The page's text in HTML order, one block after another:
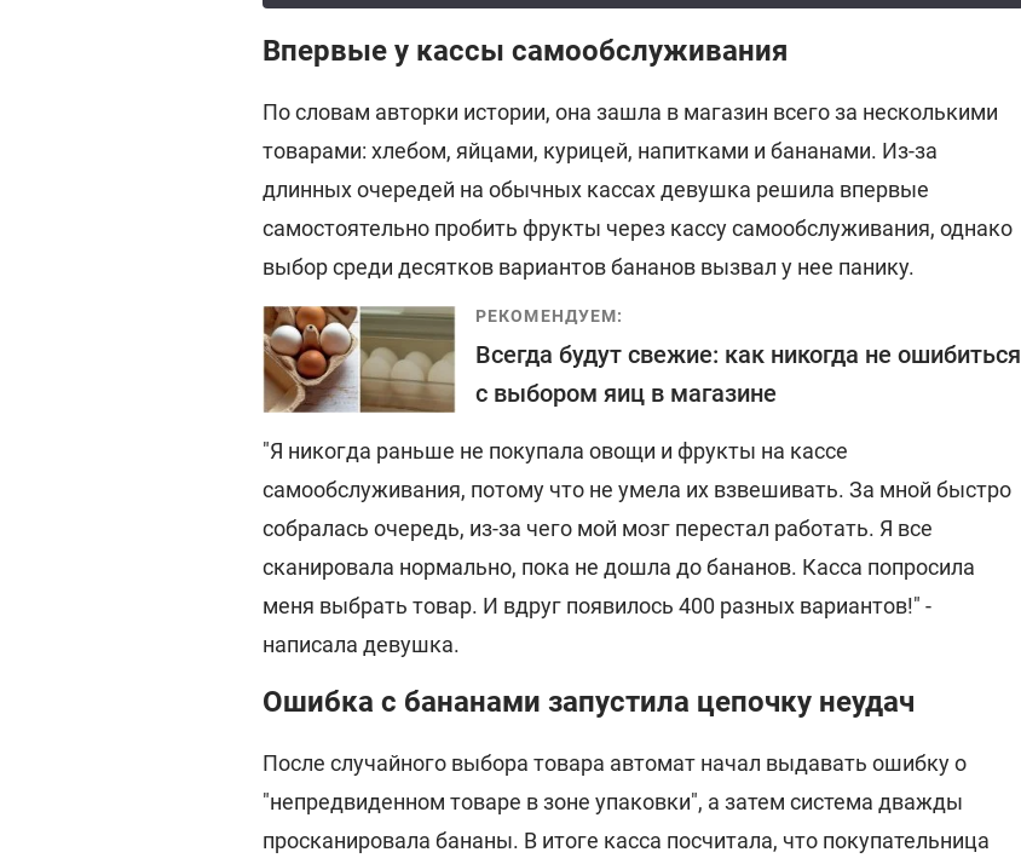
Впервые у кассы самообслуживания
По словам авторки истории, она зашла в магазин всего за несколькими
товарами: хлебом, яйцами, курицей, напитками и бананами. Из-за
длинных очередей на обычных кассах девушка решила впервые
самостоятельно пробить фрукты через кассу самообслуживания, однако
выбор среди десятков вариантов бананов вызвал у нее панику.
РЕКОМЕНДУЕМ:
Всегда будут свежие: как никогда не ошибиться
с выбором яиц в магазине
"Я никогда раньше не покупала овощи и фрукты на кассе
самообслуживания, потому что не умела их взвешивать. За мной быстро
собралась очередь, из-за чего мой мозг перестал работать. Я все
сканировала нормально, пока не дошла до бананов. Касса попросила
меня выбрать товар. И вдруг появилось 400 разных вариантов!" -
написала девушка.
Ошибка с бананами запустила цепочку неудач
После случайного выбора товара автомат начал выдавать ошибку о
"непредвиденном товаре в зоне упаковки", а затем система дважды
просканировала бананы. В итоге касса посчитала, что покупательница